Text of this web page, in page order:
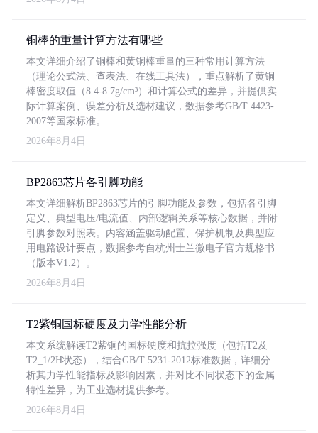
铜棒的重量计算方法有哪些
本文详细介绍了铜棒和黄铜棒重量的三种常用计算方法
（理论公式法、查表法、在线工具法），重点解析了黄铜
棒密度取值（8.4-8.7g/cm³）和计算公式的差异，并提供实
际计算案例、误差分析及选材建议，数据参考GB/T 4423-
2007等国家标准。
2026年8月4日
BP2863芯片各引脚功能
本文详细解析BP2863芯片的引脚功能及参数，包括各引脚
定义、典型电压/电流值、内部逻辑关系等核心数据，并附
引脚参数对照表。内容涵盖驱动配置、保护机制及典型应
用电路设计要点，数据参考自杭州士兰微电子官方规格书
（版本V1.2）。
2026年8月4日
T2紫铜国标硬度及力学性能分析
本文系统解读T2紫铜的国标硬度和抗拉强度（包括T2及
T2_1/2H状态），结合GB/T 5231-2012标准数据，详细分
析其力学性能指标及影响因素，并对比不同状态下的金属
特性差异，为工业选材提供参考。
2026年8月4日